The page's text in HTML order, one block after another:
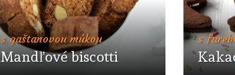
s gaštanovou múkou
Mandľové biscotti
s